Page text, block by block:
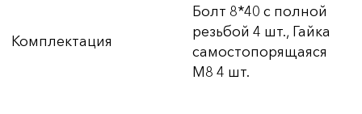
Комплектация
Болт 8*40 с полной
резьбой 4 шт., Гайка
самостопорящаяся
М8 4 шт.